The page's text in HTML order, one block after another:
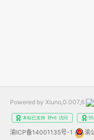
Powered by Xiuno,0.007,6
渝ICP备14001135号-1 渝